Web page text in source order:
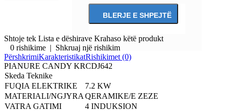
Shtoje tek Lista e dëshirave Krahaso këtë produkt
0 rishikime | Shkruaj një rishikim
PërshkrimiKarakteristikatRishikimet (0)
PIANURE CANDY KRCDJ642
Skeda Teknike
FUQIA ELEKTRIKE
7.2 KW
MATERIALI/NGJYRA QERAMIKE/E ZEZE
VATRA GATIMI
4 INDUKSION